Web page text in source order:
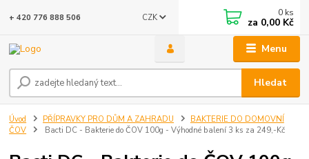
Menu
CZK
Hledat
+ 420 776 888 506 0 ks
za 0,00 Kč
Úvod PŘÍPRAVKY PRO DŮM A ZAHRADU
BAKTERIE DO DOMOVNÍ
ČOV
Bacti DC - Bakterie do ČOV 100g - Výhodné balení 3 ks za 249,-Kč